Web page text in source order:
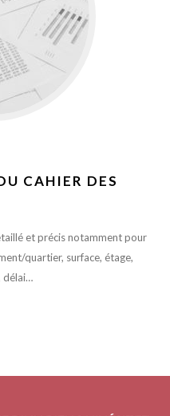
CAHIER DES
et précis notamment pour
quartier, surface, étage,
délai…